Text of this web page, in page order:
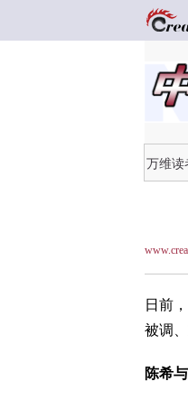
万维读
日前
被调
陈希